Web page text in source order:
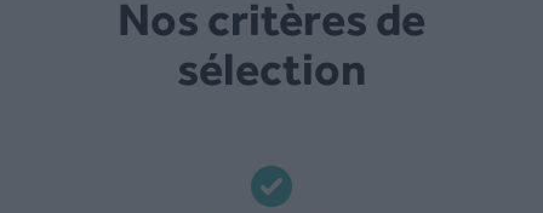
Nos critères de
sélection